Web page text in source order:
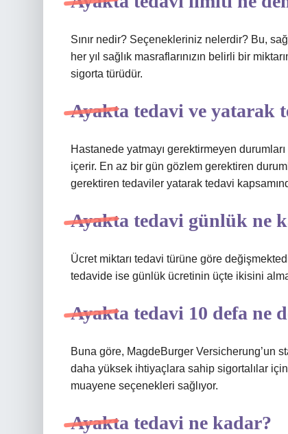
Sınır nedir? Seçenekleriniz nelerdir? Bu,
her yıl sağlık masraflarınızın belirli bir
sigorta türüdür.
Ayakta tedavi ve yatarak
Hastanede yatmayı gerektirmeyen
içerir. En az bir gün gözlem gerektiren
gerektiren tedaviler yatarak tedavi
Ayakta tedavi günlük ne
Ücret miktarı tedavi türüne göre
tedavide ise günlük ücretinin üçte ikisini
Ayakta tedavi 10 defa ne
Buna göre, MagdeBurger Versicherung’un
daha yüksek ihtiyaçlara sahip sigortalılar için
muayene seçenekleri sağlıyor.
Ayakta tedavi ne kadar?